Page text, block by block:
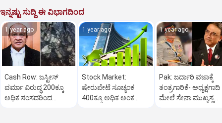
ಇನ್ನಷ್ಟು ಸುದ್ದಿ ಈ ವಿಭಾಗದಿಂದ
1 year ago
Cash Row: ಜಸ್ಟೀಸ್‌
ವರ್ಮಾ ವಿರುದ್ಧ 200ಕ್ಕೂ
ಅಧಿಕ ಸಂಸದರಿಂದ
1 year ago
Stock Market:
ಷೇರುಪೇಟೆ ಸೂಚ್ಯಂಕ
400ಕ್ಕೂ ಅಧಿಕ ಅಂಕ
1 year ago
Pak: ಜರ್ದಾರಿ ವಜಾಕ್ಕೆ
ತಂತ್ರಗಾರಿಕೆ- ಅಧ್ಯಕ್ಷಗಾದಿ
ಮೇಲೆ ಸೇನಾ ಮುಖ್ಯಸ್ಥ